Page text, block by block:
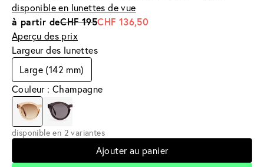
disponible en lunettes de vue
à partir deCHF 195CHF 136,50
Aperçu des prix
Largeur des lunettes
Large (142 mm)
Couleur : Champagne
disponible en 2 variantes
Ajouter au panier